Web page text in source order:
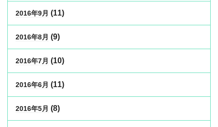
2016年9月 (11)
2016年8月 (9)
2016年7月 (10)
2016年6月 (11)
2016年5月 (8)